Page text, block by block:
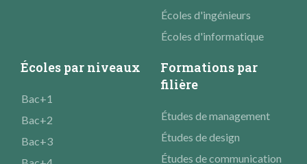
Écoles d'ingénieurs
Écoles d'informatique
Écoles par niveaux
Bac+1
Bac+2
Bac+3
Formations par
filière
Études de management
Études de design
Études de communication